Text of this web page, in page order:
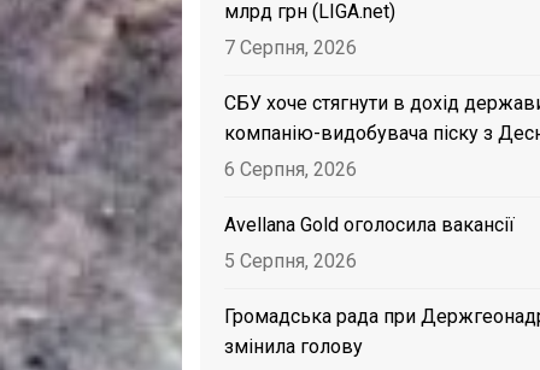
млрд грн (LIGA.net)
7 Серпня, 2026
СБУ хоче стягнути в дохід
компанію-видобувача піску з
6 Серпня, 2026
Avellana Gold оголосила вакансії
5 Серпня, 2026
Громадська рада при
змінила голову